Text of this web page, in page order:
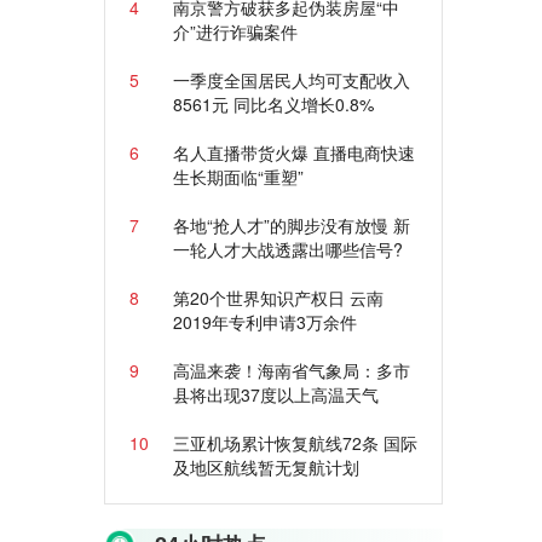
4
南京警方破获多起伪装房屋“中
介”进行诈骗案件
5
一季度全国居民人均可支配收入
8561元 同比名义增长0.8%
6
名人直播带货火爆 直播电商快速
生长期面临“重塑”
7
各地“抢人才”的脚步没有放慢 新
一轮人才大战透露出哪些信号?
8
第20个世界知识产权日 云南
2019年专利申请3万余件
9
高温来袭！海南省气象局：多市
县将出现37度以上高温天气
10
三亚机场累计恢复航线72条 国际
及地区航线暂无复航计划